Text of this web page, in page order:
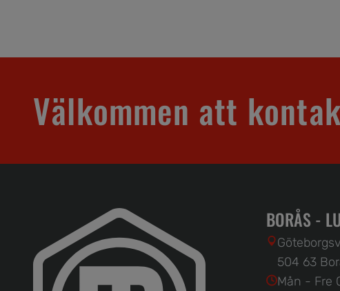
Välkommen att
BORÅS -
504 63
Mån - Fre